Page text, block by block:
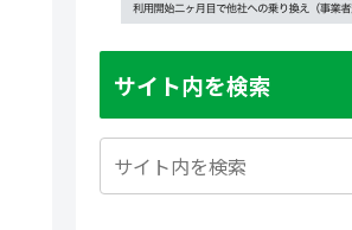
サイト内を検索